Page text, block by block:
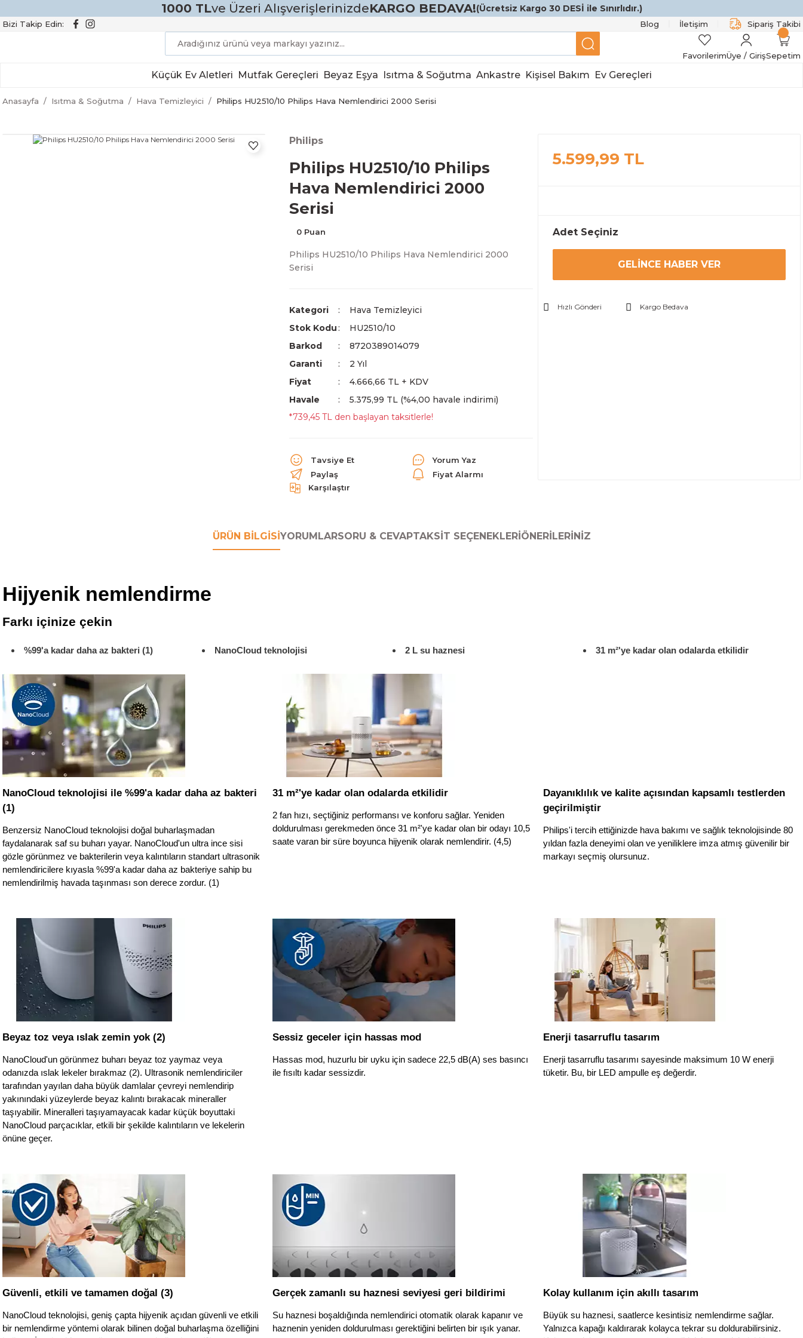
1000 TLve Üzeri AlışverişlerinizdeKARGO BEDAVA!(Ücretsiz Kargo 30 DESİ ile Sınırlıdır.)
Bizi Takip Edin: Blog İletişim Sipariş Takibi
FavorilerimÜye / GirişSepetim
Küçük Ev Aletleri Mutfak Gereçleri Beyaz Eşya Isıtma & Soğutma Ankastre Kişisel Bakım Ev Gereçleri
Anasayfa Isıtma & Soğutma Hava Temizleyici Philips HU2510/10 Philips Hava Nemlendirici 2000 Serisi
Philips
Philips HU2510/10 Philips
Hava Nemlendirici 2000
Serisi
0 Puan
Philips HU2510/10 Philips Hava Nemlendirici 2000
Serisi
Kategori
Hava Temizleyici
Stok Kodu
HU2510/10
Barkod
8720389014079
Garanti
2 Yıl
Fiyat
4.666,66 TL + KDV
Havale
5.375,99 TL (%4,00 havale indirimi)
*739,45 TL den başlayan taksitlerle!
Tavsiye Et
Yorum Yaz
Paylaş
Fiyat Alarmı
Karşılaştır
5.599,99 TL
Adet Seçiniz
GELINCE HABER VER
Hızlı Gönderi Kargo Bedava
ÜRÜN BILGISIYORUMLARSORU & CEVAPTAKSIT SEÇENEKLERIÖNERILERINIZ
Hijyenik nemlendirme
Farkı içinize çekin
%99'a kadar daha az bakteri (1) NanoCloud teknolojisi 2 L su haznesi 31 m²'ye kadar olan odalarda etkilidir
NanoCloud teknolojisi ile %99'a kadar daha az bakteri
(1)
Benzersiz NanoCloud teknolojisi doğal buharlaşmadan
faydalanarak saf su buharı yayar. NanoCloud'un ultra ince sisi
gözle görünmez ve bakterilerin veya kalıntıların standart ultrasonik
nemlendiricilere kıyasla %99'a kadar daha az bakteriye sahip bu
nemlendirilmiş havada taşınması son derece zordur. (1)
31 m²'ye kadar olan odalarda etkilidir
2 fan hızı, seçtiğiniz performansı ve konforu sağlar. Yeniden
doldurulması gerekmeden önce 31 m²'ye kadar olan bir odayı 10,5
saate varan bir süre boyunca hijyenik olarak nemlendirir. (4,5)
Dayanıklılık ve kalite açısından kapsamlı testlerden
geçirilmiştir
Philips'i tercih ettiğinizde hava bakımı ve sağlık teknolojisinde 80
yıldan fazla deneyimi olan ve yeniliklere imza atmış güvenilir bir
markayı seçmiş olursunuz.
Beyaz toz veya ıslak zemin yok (2)
NanoCloud'un görünmez buharı beyaz toz yaymaz veya
odanızda ıslak lekeler bırakmaz (2). Ultrasonik nemlendiriciler
tarafından yayılan daha büyük damlalar çevreyi nemlendirip
yakınındaki yüzeylerde beyaz kalıntı bırakacak mineraller
taşıyabilir. Mineralleri taşıyamayacak kadar küçük boyuttaki
NanoCloud parçacıklar, etkili bir şekilde kalıntıların ve lekelerin
önüne geçer.
Sessiz geceler için hassas mod
Hassas mod, huzurlu bir uyku için sadece 22,5 dB(A) ses basıncı
ile fısıltı kadar sessizdir.
Enerji tasarruflu tasarım
Enerji tasarruflu tasarımı sayesinde maksimum 10 W enerji
tüketir. Bu, bir LED ampulle eş değerdir.
Güvenli, etkili ve tamamen doğal (3)
NanoCloud teknolojisi, geniş çapta hijyenik açıdan güvenli ve etkili
bir nemlendirme yöntemi olarak bilinen doğal buharlaşma özelliğini
Gerçek zamanlı su haznesi seviyesi geri bildirimi
Su haznesi boşaldığında nemlendirici otomatik olarak kapanır ve
haznenin yeniden doldurulması gerektiğini belirten bir ışık yanar.
Kolay kullanım için akıllı tasarım
Büyük su haznesi, saatlerce kesintisiz nemlendirme sağlar.
Yalnızca kapağı kaldırarak kolayca tekrar su doldurabilirsiniz.